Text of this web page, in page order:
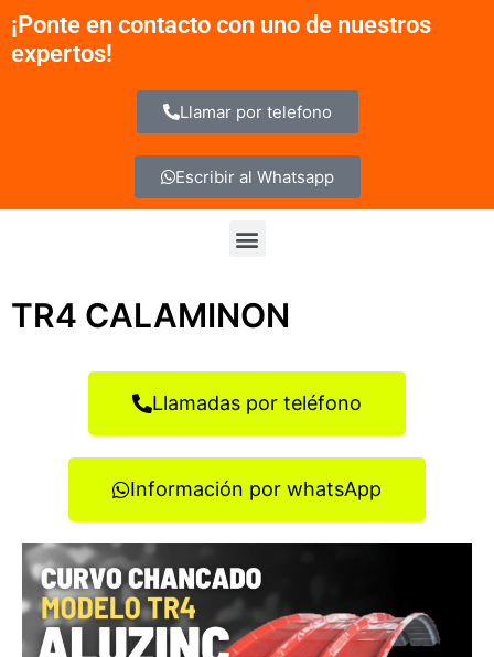
contenido
¡Ponte en contacto con uno de nuestros
expertos!
Llamar por telefono
Escribir al Whatsapp
Menu
TR4 CALAMINON
Llamadas por teléfono
Información por whatsApp